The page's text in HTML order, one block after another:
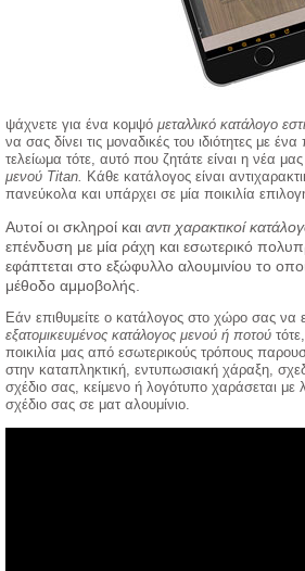
ψάχνετε για ένα κομψό μεταλλικό κατάλογο
να σας δίνει τις μοναδικές του ιδιότητες με
τελείωμα τότε, αυτό που ζητάτε είναι η νέα μας
μενού Titan. Κάθε κατάλογος είναι
πανεύκολα και υπάρχει σε μία ποικιλία
Αυτοί οι σκληροί και αντι χαρακτικοί
επένδυση με μία ράχη και εσωτερικό
εφάπτεται στο εξώφυλλο αλουμινίου το
μέθοδο αμμοβολής.
Εάν επιθυμείτε ο κατάλογος στο χώρο σας να
εξατομικευμένος κατάλογος μενού ή ποτού
ποικιλία μας από εσωτερικούς τρόπους
στην καταπληκτική, εντυπωσιακή χάραξη,
σχέδιο σας, κείμενο ή λογότυπο χαράσεται με
σχέδιο σας σε ματ αλουμίνιο.